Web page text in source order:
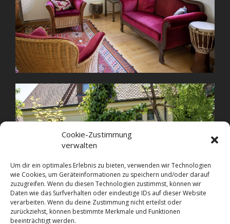
Cookie-Zustimmung
verwalten
Um dir ein optimales Erlebnis zu bieten, verwenden wir Technologien
wie Cookies, um Geräteinformationen zu speichern und/oder darauf
zuzugreifen. Wenn du diesen Technologien zustimmst, können wir
Daten wie das Surfverhalten oder eindeutige IDs auf dieser Website
verarbeiten. Wenn du deine Zustimmung nicht erteilst oder
zurückziehst, können bestimmte Merkmale und Funktionen
beeinträchtigt werden.